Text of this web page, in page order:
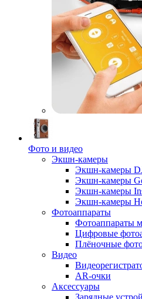
Фото и видео
Экшн-камеры
Экшн-камеры
Экшн-камеры
Экшн-камеры
Экшн-камеры
Фотоаппараты
Фотоаппараты
Цифровые
Плёночные
Видео
AR-очки
Аксессуары
Зарядные